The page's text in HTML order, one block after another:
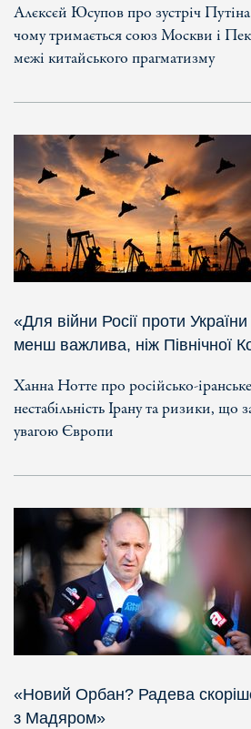
Алєксєй Юсупов про зустріч
чому тримається союз Москви і
межі китайського прагматизму
«Для війни Росії проти України
менш важлива, ніж Північної
Ханна Нотте про російсько-
нестабільність Ірану та ризики, що
увагою Європи
«Новий Орбан? Радева
з Мадяром»